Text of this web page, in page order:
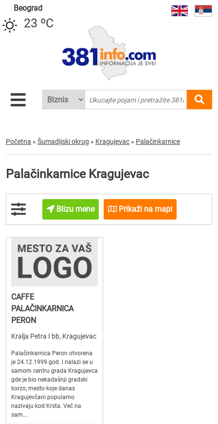
Beograd
23 ºC
Početna » Šumadijski okrug » Kragujevac » Palačinkarnice
Palačinkarnice Kragujevac
Blizu mene Prikaži na mapi
CAFFE
PALAČINKARNICA
PERON
Kralja Petra I bb, Kragujevac
Palačinkarnica Peron otvorena
je 24.12.1999.god. i nalazi se u
samom centru grada Kragujevca
gde je bio nekadašnji gradski
korzo, mesto koje danas
Kragujevčani popularno
nazivaju kod Krsta. Već na
sam...